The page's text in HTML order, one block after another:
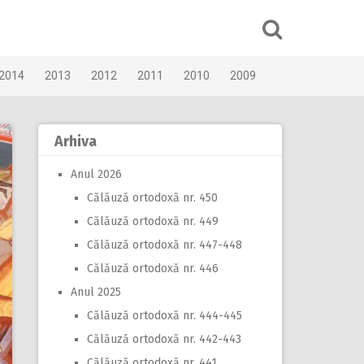
2013 2012 2011 2010 2009
Arhiva
Anul 2026
Călăuză ortodoxă nr. 450
Călăuză ortodoxă nr. 449
Călăuză ortodoxă nr. 447-448
Călăuză ortodoxă nr. 446
Anul 2025
Călăuză ortodoxă nr. 444-445
Călăuză ortodoxă nr. 442-443